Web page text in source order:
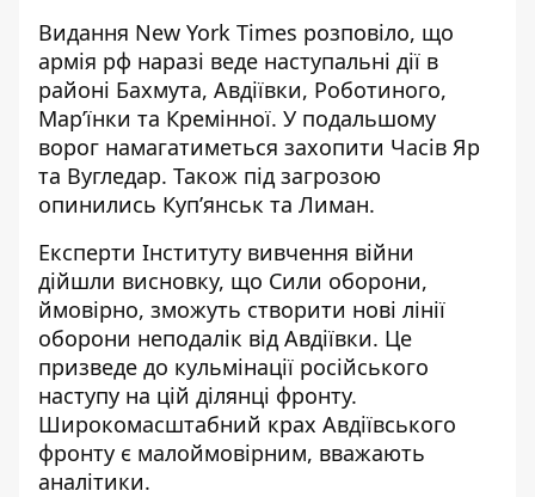
Видання New York Times розповіло, що
армія рф наразі веде наступальні дії в
районі Бахмута, Авдіївки, Роботиного,
Марʼїнки та Кремінної. У подальшому
ворог намагатиметься захопити Часів Яр
та Вугледар. Також під загрозою
опинились Купʼянськ та Лиман.
Експерти Інституту вивчення війни
дійшли висновку, що Сили оборони,
ймовірно, зможуть створити нові лінії
оборони неподалік від Авдіївки. Це
призведе до кульмінації російського
наступу на цій ділянці фронту.
Широкомасштабний крах Авдіївського
фронту є малоймовірним, вважають
аналітики.